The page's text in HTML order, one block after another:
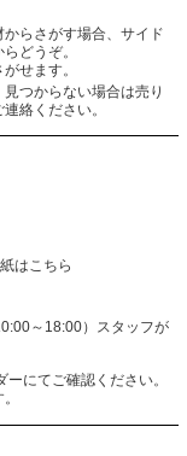
らさがす場合、サイド
どうぞ。
せます。
つからない場合は売り
絡ください。
はこちら
～18:00）スタッフが
にてご確認ください。